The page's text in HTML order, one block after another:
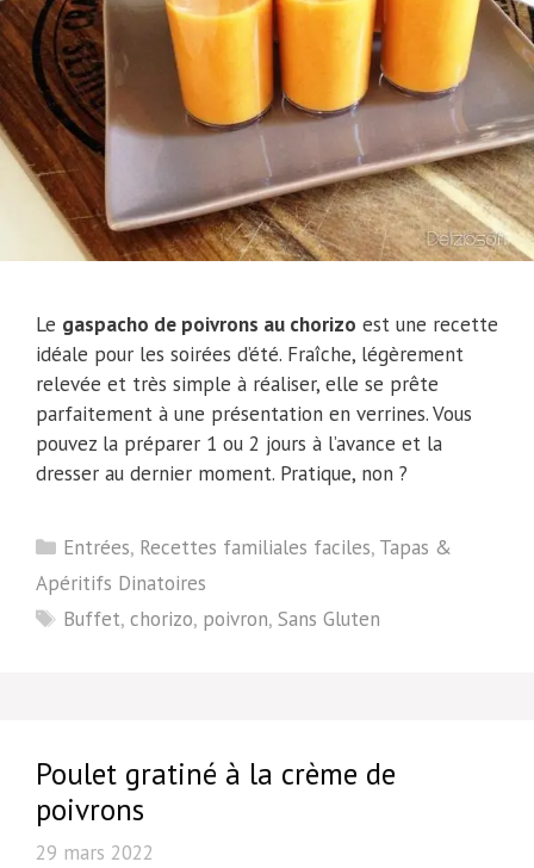
Le gaspacho de poivrons au chorizo est une recette
idéale pour les soirées d’été. Fraîche, légèrement
relevée et très simple à réaliser, elle se prête
parfaitement à une présentation en verrines. Vous
pouvez la préparer 1 ou 2 jours à l’avance et la
dresser au dernier moment. Pratique, non ?
Catégories
Entrées, Recettes familiales faciles, Tapas &
Apéritifs Dinatoires
Étiquettes
Buffet,chorizo, poivron,Sans Gluten
Poulet gratiné à la crème de
poivrons
29 mars 2022